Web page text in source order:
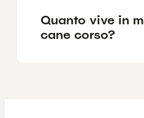
Quanto vive in
cane corso?